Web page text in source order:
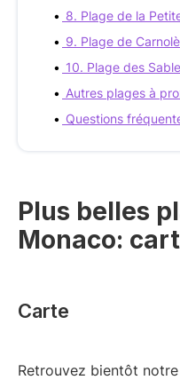
8. Plage de la
9. Plage de
10. Plage des
Autres plages à
Questions
Plus belles
Monaco:
Carte
Retrouvez bientôt